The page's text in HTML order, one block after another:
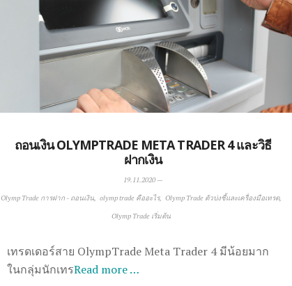
ถอนเงิน OLYMPTRADE META TRADER 4 และวิธี
ฝากเงิน
19.11.2020—
Olymp Trade การฝาก - ถอนเงิน
olymp trade คืออะไร
Olymp Trade ตัวบ่งชี้และเครื่องมือเทรด
Olymp Trade เริ่มต้น
เทรดเดอร์สาย OlympTrade Meta Trader 4 มีน้อยมาก
ในกลุ่มนักเทรRead more …